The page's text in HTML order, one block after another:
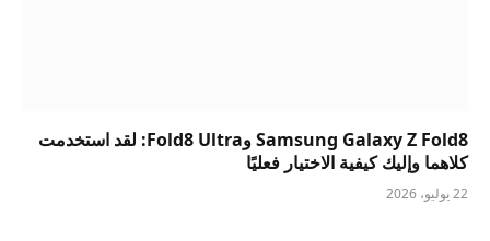
Samsung Galaxy Z Fold8 وFold8 Ultra: لقد استخدمت
كلاهما وإليك كيفية الاختيار فعليًا
22 يوليو، 2026